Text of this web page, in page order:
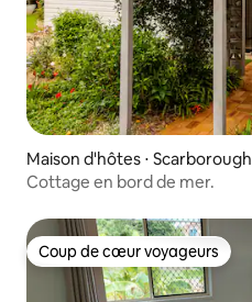
Maison d'hôtes ⋅ Scarborough
Cottage en bord de mer.
Coup de cœur voyageurs
Coup de cœur voyageurs